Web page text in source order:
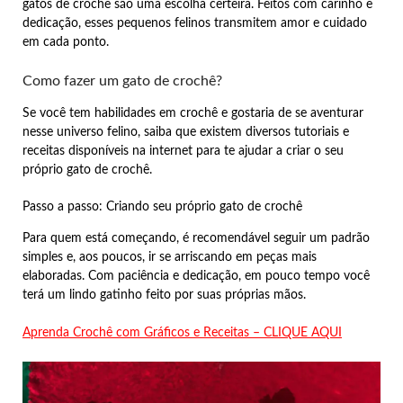
gatos de crochê são uma escolha certeira. Feitos com carinho e
dedicação, esses pequenos felinos transmitem amor e cuidado
em cada ponto.
Como fazer um gato de crochê?
Se você tem habilidades em crochê e gostaria de se aventurar
nesse universo felino, saiba que existem diversos tutoriais e
receitas disponíveis na internet para te ajudar a criar o seu
próprio gato de crochê.
Passo a passo: Criando seu próprio gato de crochê
Para quem está começando, é recomendável seguir um padrão
simples e, aos poucos, ir se arriscando em peças mais
elaboradas. Com paciência e dedicação, em pouco tempo você
terá um lindo gatinho feito por suas próprias mãos.
Aprenda Crochê com Gráficos e Receitas – CLIQUE AQUI